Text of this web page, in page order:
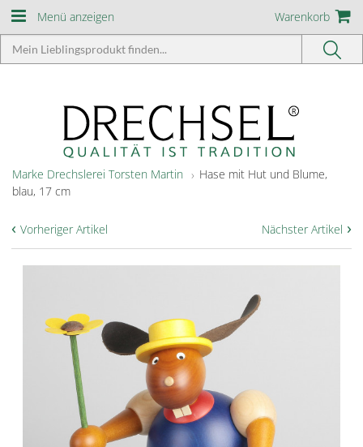
Menü anzeigen Warenkorb
Marke Drechslerei Torsten Martin
Hase mit Hut und Blume,
blau, 17 cm
Nächster Artikel ›
‹ Vorheriger Artikel